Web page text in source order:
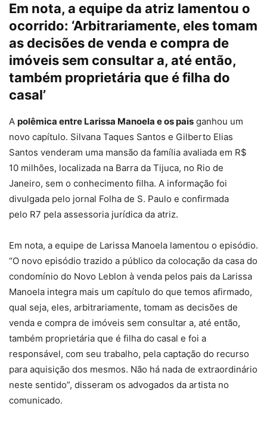
Em nota, a equipe da atriz lamentou o
ocorrido: ‘Arbitrariamente, eles tomam
as decisões de venda e compra de
imóveis sem consultar a, até então,
também proprietária que é filha do
casal’
A polêmica entre Larissa Manoela e os pais ganhou um
novo capítulo. Silvana Taques Santos e Gilberto Elias
Santos venderam uma mansão da família avaliada em R$
10 milhões, localizada na Barra da Tijuca, no Rio de
Janeiro, sem o conhecimento filha. A informação foi
divulgada pelo jornal Folha de S. Paulo e confirmada
pelo R7 pela assessoria jurídica da atriz.
Em nota, a equipe de Larissa Manoela lamentou o episódio.
“O novo episódio trazido a público da colocação da casa do
condomínio do Novo Leblon à venda pelos pais da Larissa
Manoela integra mais um capítulo do que temos afirmado,
qual seja, eles, arbitrariamente, tomam as decisões de
venda e compra de imóveis sem consultar a, até então,
também proprietária que é filha do casal e foi a
responsável, com seu trabalho, pela captação do recurso
para aquisição dos mesmos. Não há nada de extraordinário
neste sentido”, disseram os advogados da artista no
comunicado.